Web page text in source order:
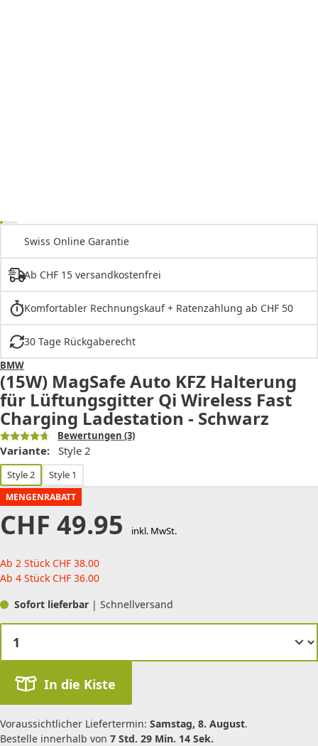
Swiss Online Garantie
Ab CHF 15 versandkostenfrei
Komfortabler Rechnungskauf + Ratenzahlung ab CHF 50
30 Tage Rückgaberecht
BMW
(15W) MagSafe Auto KFZ Halterung
für Lüftungsgitter Qi Wireless Fast
Charging Ladestation - Schwarz
Bewertungen (3)
Variante: Style 2
Style 2 Style 1
MENGENRABATT
CHF 49.95 inkl. MwSt.
Ab 2 Stück CHF 38.00
Ab 4 Stück CHF 36.00
Sofort lieferbar | Schnellversand
In die Kiste
Voraussichtlicher Liefertermin: Samstag, 8. August.
Bestelle innerhalb von 7 Std. 29 Min. 14 Sek.